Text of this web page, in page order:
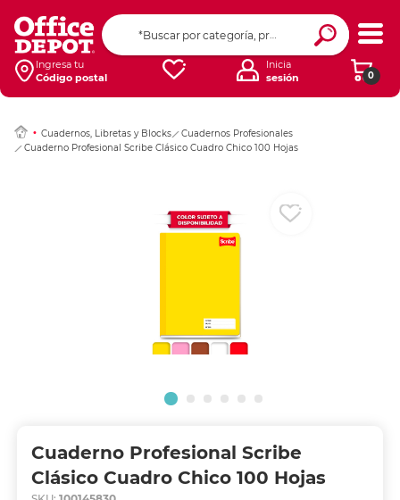
Ingresa tu
Código postal
0
Inicia
sesión
Cuadernos, Libretas y Blocks
Cuadernos Profesionales
Cuaderno Profesional Scribe Clásico Cuadro Chico 100 Hojas
Cuaderno Profesional Scribe
Clásico Cuadro Chico 100 Hojas
Ingresar Codigo